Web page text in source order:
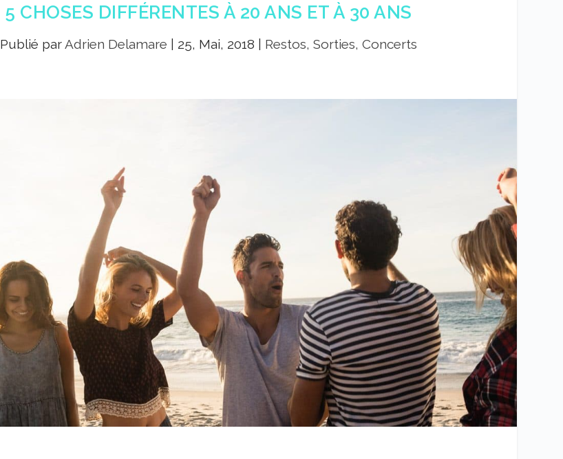
5 CHOSES DIFFÉRENTES À 20 ANS ET À 30 ANS
Publié parAdrien Delamare 25, Mai, 2018 Restos, Sorties, Concerts